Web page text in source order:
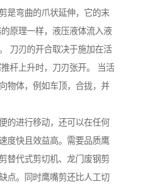
是弯曲的爪状延伸，它的末
原理一样，液压液体流入液
刀刃的开合取决于施加在活
杆上升时，刀刃张开。 当活
物体，例如车顶，合拢，并
的进行移动，还可以在任何
度快且效益高。需要品质鹰
替代式剪切机、龙门废钢剪
点。同时鹰嘴剪还比人工切